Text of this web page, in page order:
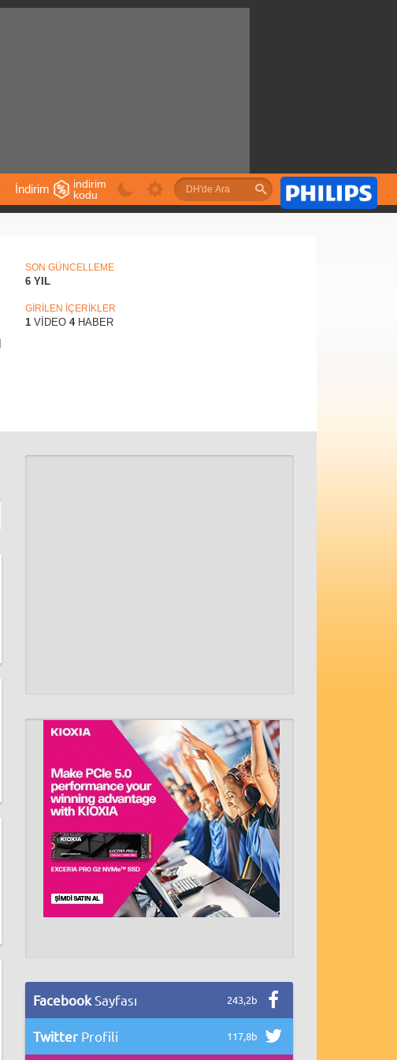
İndirim
Önerileri
indirim
kodu
SON GÜNCELLEME
6 YIL
GİRİLEN İÇERİKLER
1 VİDEO 4HABER
Facebook Sayfası 243,2b
Twitter Profili 117,8b